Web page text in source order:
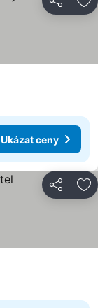
Sdílet
Ukázat ceny
Sdílet